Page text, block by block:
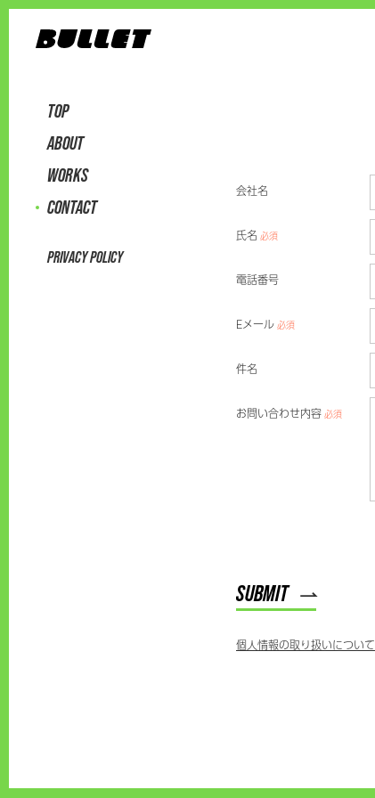
TOP
ABOUT
WORKS
CONTACT
PRIVACY POLICY
会社名
氏名 必須
電話番号
Eメール必須
件名
お問い合わせ内容必須
個人情報の取り扱いについて